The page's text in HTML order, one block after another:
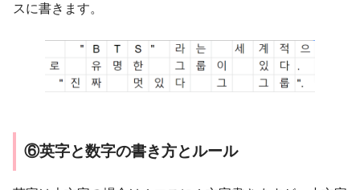
スに書きます。
⑥英字と数字の書き方とルール